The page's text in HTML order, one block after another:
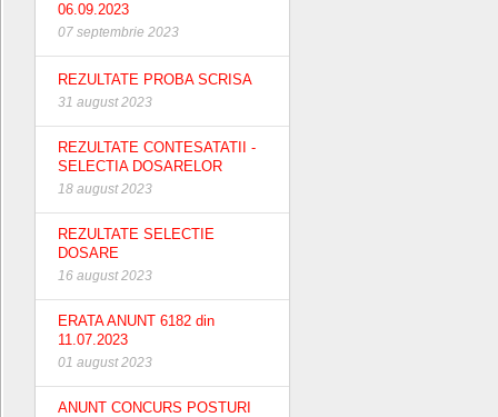
06.09.2023
07 septembrie 2023
REZULTATE PROBA SCRISA
31 august 2023
REZULTATE CONTESATATII -
SELECTIA DOSARELOR
18 august 2023
REZULTATE SELECTIE
DOSARE
16 august 2023
ERATA ANUNT 6182 din
11.07.2023
01 august 2023
ANUNT CONCURS POSTURI